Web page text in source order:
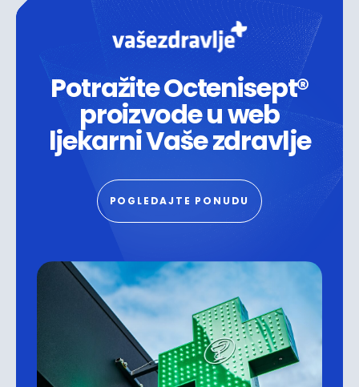
Potražite Octenisept®
proizvode u web
ljekarni Vaše zdravlje
POGLEDAJTE PONUDU